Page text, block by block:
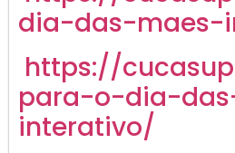
dia-das-maes-
https://
para-o-dia-
interativo/